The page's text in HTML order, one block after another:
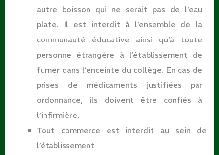
autre boisson qui ne serait pas de l’eau
plate. Il est interdit à l’ensemble de la
communauté éducative ainsi qu’à toute
personne étrangère à l’établissement de
fumer dans l’enceinte du collège. En cas de
prises de médicaments justifiées par
ordonnance, ils doivent être confiés à
l’infirmière.
Tout commerce est interdit au sein de
l’établissement